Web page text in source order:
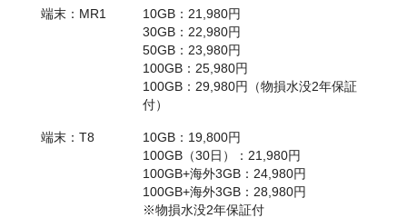
端末：MR1
10GB：21,980円
30GB：22,980円
50GB：23,980円
100GB：25,980円
100GB：29,980円（物損水没2年保証
付）
端末：T8
10GB：19,800円
100GB（30日）：21,980円
100GB+海外3GB：24,980円
100GB+海外3GB：28,980円
※物損水没2年保証付